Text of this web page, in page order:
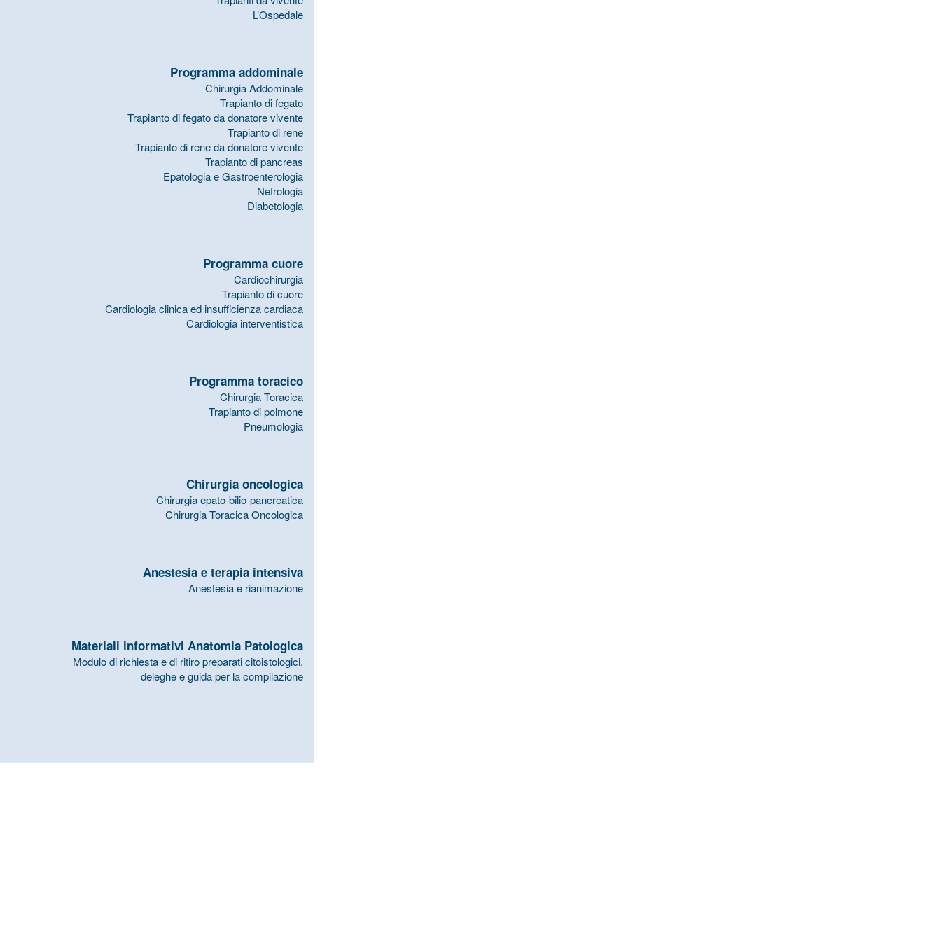
L’Ospedale
Programma addominale
Chirurgia Addominale
Trapianto di fegato
Trapianto di fegato da donatore vivente
Trapianto di rene
Trapianto di rene da donatore vivente
Trapianto di pancreas
Epatologia e Gastroenterologia
Nefrologia
Diabetologia
Programma cuore
Cardiochirurgia
Trapianto di cuore
Cardiologia clinica ed insufficienza cardiaca
Cardiologia interventistica
Programma toracico
Chirurgia Toracica
Trapianto di polmone
Pneumologia
Chirurgia oncologica
Chirurgia epato-bilio-pancreatica
Chirurgia Toracica Oncologica
Anestesia e terapia intensiva
Anestesia e rianimazione
Materiali informativi Anatomia Patologica
Modulo di richiesta e di ritiro preparati citoistologici,
deleghe e guida per la compilazione